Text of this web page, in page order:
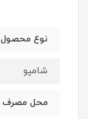
نوع محصول
شامپو
محل مصرف